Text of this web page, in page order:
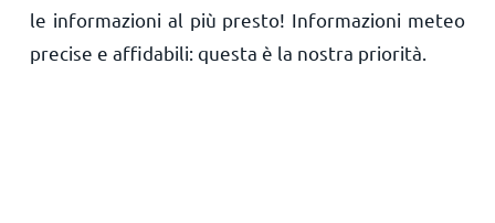
le informazioni al più presto! Informazioni meteo
precise e affidabili: questa è la nostra priorità.